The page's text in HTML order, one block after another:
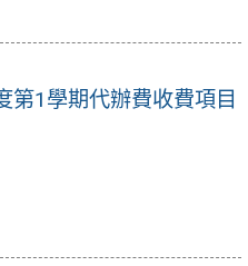
第1學期代辦費收費項目